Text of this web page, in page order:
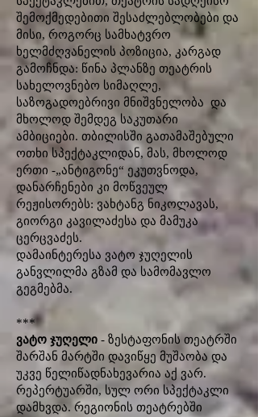
შემოქმედებითი შესაძლებლობები და
მისი, როგორც სამხატვრო
ხელმძღვანელის პოზიცია, კარგად
გამოჩნდა: წინა პლანზე თეატრის
სახელოვნებო სიმაღლე,
საზოგადოებრივი მნიშვნელობა და
მხოლოდ შემდეგ საკუთარი
ამბიციები. თბილისში გათამაშებული
ოთხი სპექტაკლიდან, მას, მხოლოდ
ერთი -„ანტიგონე“ ეკუთვნოდა,
დანარჩენები კი მოწვეულ
რეჟისორებს: ვახტანგ ნიკოლავას,
გიორგი კავილაძესა და მამუკა
ცერცვაძეს.
დამაინტერესა ვატო ჯუღელის
განვლილმა გზამ და სამომავლო
გეგმებმა.
***
ვატო ჯუღელი - ზესტაფონის თეატრში
შარშან მარტში დავიწყე მუშაობა და
უკვე წელიწადნახევარია აქ ვარ.
რეპერტუარში, სულ ორი სპექტაკლი
დამხვდა. რეგიონის თეატრებში